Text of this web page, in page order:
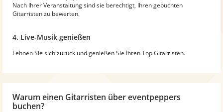
Nach Ihrer Veranstaltung sind sie berechtigt, Ihren gebuchten
Gitarristen zu bewerten.
4. Live-Musik genießen
Lehnen Sie sich zurück und genießen Sie Ihren Top Gitarristen.
Warum einen Gitarristen über eventpeppers
buchen?